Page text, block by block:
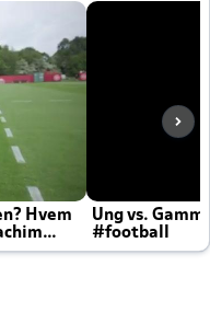
Hvem
Ung vs.
#football